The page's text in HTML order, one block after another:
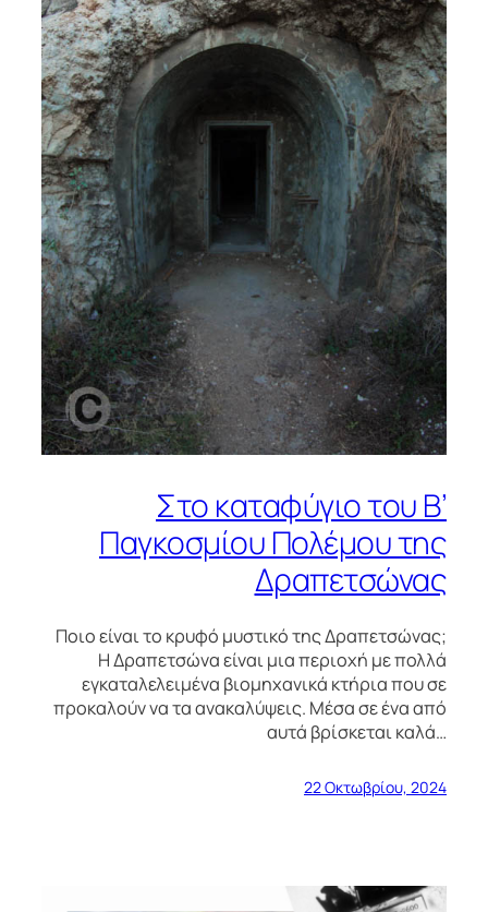
Στο καταφύγιο του Β’
Παγκοσμίου Πολέμου της
Δραπετσώνας
Ποιο είναι το κρυφό μυστικό της Δραπετσώνας;
Η Δραπετσώνα είναι μια περιοχή με πολλά
εγκαταλελειμένα βιομηχανικά κτήρια που σε
προκαλούν να τα ανακαλύψεις. Μέσα σε ένα από
αυτά βρίσκεται καλά…
22 Οκτωβρίου, 2024